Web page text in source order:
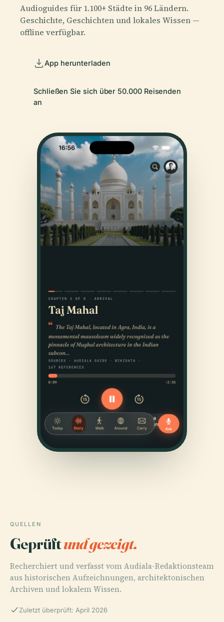
Audioguides für 1.100+ Städte in 96 Ländern.
Geschichte, Geschichten und lokales Wissen —
offline verfügbar.
App herunterladen
Schließen Sie sich über 50.000 Reisenden
an
QUELLEN
Geprüftund gezeigt.
Recherchiert und verfasst vom Audiala-Redaktionsteam
aus historischen Aufzeichnungen, architektonischen
Archiven und lokalem Wissen.
Zuletzt überprüft: April 2026